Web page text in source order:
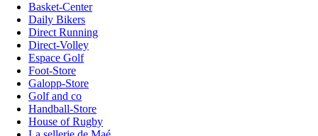
Basket-Center
Daily Bikers
Direct Running
Direct-Volley
Espace Golf
Foot-Store
Galopp-Store
Golf and co
Handball-Store
House of Rugby